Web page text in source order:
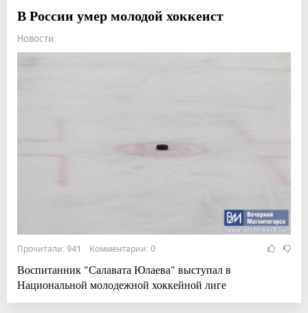
В России умер молодой хоккеист
Новости
Прочитали: 941 Комментарии: 0
Воспитанник "Салавата Юлаева" выступал в
Национальной молодежной хоккейной лиге